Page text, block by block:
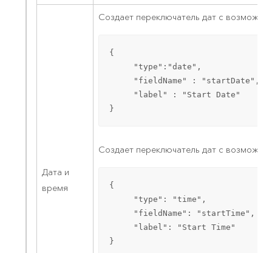
Дата и
время
Создает переключатель дат с
{
     "type":"date",
     "fieldName" : "startDate",
     "label" : "Start Date"
}
Создает переключатель дат с
{
     "type": "time",
     "fieldName": "startTime",
     "label": "Start Time"
}